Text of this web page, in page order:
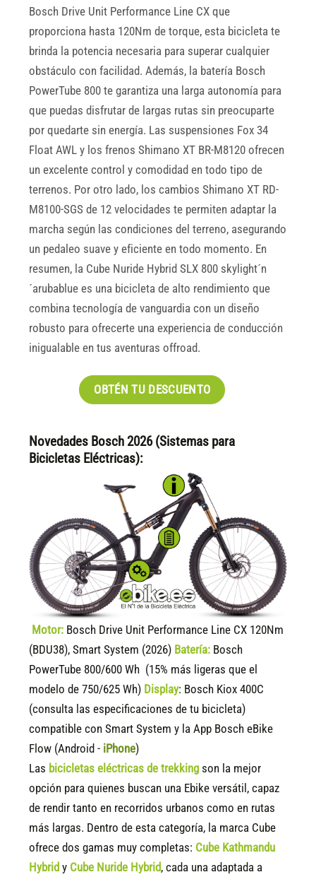
Bosch Drive Unit Performance Line CX que
proporciona hasta 120Nm de torque, esta bicicleta te
brinda la potencia necesaria para superar cualquier
obstáculo con facilidad. Además, la batería Bosch
PowerTube 800 te garantiza una larga autonomía para
que puedas disfrutar de largas rutas sin preocuparte
por quedarte sin energía. Las suspensiones Fox 34
Float AWL y los frenos Shimano XT BR-M8120 ofrecen
un excelente control y comodidad en todo tipo de
terrenos. Por otro lado, los cambios Shimano XT RD-
M8100-SGS de 12 velocidades te permiten adaptar la
marcha según las condiciones del terreno, asegurando
un pedaleo suave y eficiente en todo momento. En
resumen, la Cube Nuride Hybrid SLX 800 skylight´n
´arubablue es una bicicleta de alto rendimiento que
combina tecnología de vanguardia con un diseño
robusto para ofrecerte una experiencia de conducción
inigualable en tus aventuras offroad.
OBTÉN TU DESCUENTO
Novedades Bosch 2026 (Sistemas para
Bicicletas Eléctricas):
Motor: Bosch Drive Unit Performance Line CX 120Nm
(BDU38), Smart System (2026) Batería: Bosch
PowerTube 800/600 Wh (15% más ligeras que el
modelo de 750/625 Wh) Display: Bosch Kiox 400C
(consulta las especificaciones de tu bicicleta)
compatible con Smart System y la App Bosch eBike
Flow (Android - iPhone)
Las bicicletas eléctricas de trekking son la mejor
opción para quienes buscan una Ebike versátil, capaz
de rendir tanto en recorridos urbanos como en rutas
más largas. Dentro de esta categoría, la marca Cube
ofrece dos gamas muy completas: Cube Kathmandu
Hybrid y Cube Nuride Hybrid, cada una adaptada a